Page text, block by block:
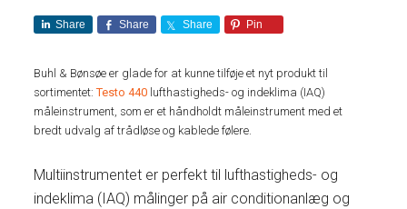
Share Share Share Pin
Buhl & Bønsøe er glade for at kunne tilføje et nyt produkt til
sortimentet:Testo 440 lufthastigheds- og indeklima (IAQ)
måleinstrument, som er et håndholdt måleinstrument med et
bredt udvalg af trådløse og kablede følere.
Multiinstrumentet er perfekt til lufthastigheds- og
indeklima (IAQ) målinger på air conditionanlæg og